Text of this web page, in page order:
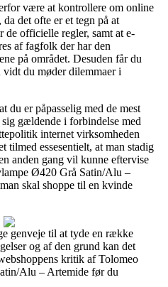
være at kontrollere om online
det ofte er et tegn på at
de officielle regler, samt at e-
af fagfolk der har den
på området. Desuden får du
du møder dilemmaer i
du er påpasselig med de mest
gældende i forbindelse med
internet virksomheden
tilmed essesentielt, at man stadig
anden gang vil kunne eftervise
Ø420 Grå Satin/Alu –
skal shoppe til en kvinde
genveje til at tyde en række
og af den grund kan det
kritik af Tolomeo
Alu – Artemide før du